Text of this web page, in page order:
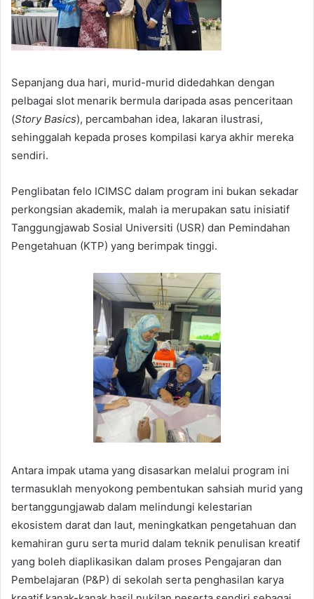
Sepanjang dua hari, murid-murid didedahkan dengan
pelbagai slot menarik bermula daripada asas penceritaan
(Story Basics), percambahan idea, lakaran ilustrasi,
sehinggalah kepada proses kompilasi karya akhir mereka
sendiri.
Penglibatan felo ICIMSC dalam program ini bukan sekadar
perkongsian akademik, malah ia merupakan satu inisiatif
Tanggungjawab Sosial Universiti (USR) dan Pemindahan
Pengetahuan (KTP) yang berimpak tinggi.
Antara impak utama yang disasarkan melalui program ini
termasuklah menyokong pembentukan sahsiah murid yang
bertanggungjawab dalam melindungi kelestarian
ekosistem darat dan laut, meningkatkan pengetahuan dan
kemahiran guru serta murid dalam teknik penulisan kreatif
yang boleh diaplikasikan dalam proses Pengajaran dan
Pembelajaran (P&P) di sekolah serta penghasilan karya